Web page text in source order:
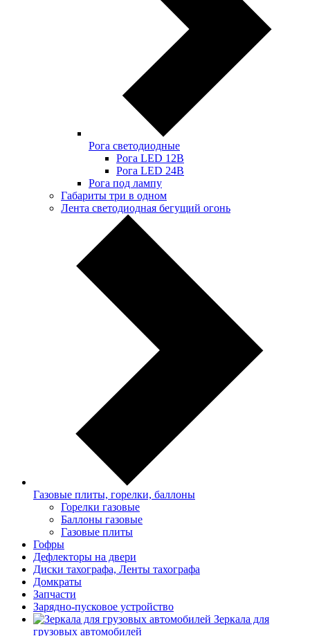
Рога светодиодные
Рога LED 12В
Рога LED 24В
Рога под лампу
Габариты три в одном
Лента светодиодная бегущий огонь
Газовые плиты, горелки, баллоны
Горелки газовые
Баллоны газовые
Газовые плиты
Гофры
Дефлекторы на двери
Диски тахографа, Ленты тахографа
Домкраты
Запчасти
Зарядно-пусковое устройство
Зеркала для
грузовых автомобилей